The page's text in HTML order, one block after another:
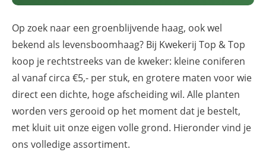
Op zoek naar een groenblijvende haag, ook wel
bekend als levensboomhaag? Bij Kwekerij Top & Top
koop je rechtstreeks van de kweker: kleine coniferen
al vanaf circa €5,- per stuk, en grotere maten voor wie
direct een dichte, hoge afscheiding wil. Alle planten
worden vers gerooid op het moment dat je bestelt,
met kluit uit onze eigen volle grond. Hieronder vind je
ons volledige assortiment.